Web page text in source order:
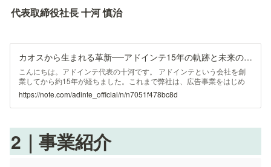
代表取締役社長 十河 慎治
カオスから生まれる革新──アドインテ15年の軌跡と未来のビジョン（前編）｜株式会社アドインテ
こんにちは。アドインテ代表の十河です。 アドインテという会社を創
業してから約15年が経ちました。これまで弊社は、広告事業をはじめ
様々な事業を展開してきましたが、サービスのPRは行っていたもの
の、会社そのものの発信はなかなかできていませんでした。先日ようや
く会社紹介資料を作成したので、アドインテのことを知りたい方はまず
いただいた方に向けて、アドインテの歴史や目指すビジョンについてご
紹介します。少々長いですが、初めて公開する内容も多いのでぜひお付
き合いください。 アドインテ誕生前夜 アドインテの設立には、私の前
職で
https://note.com/adinte_official/n/n7051f478bc8d
2 ｜ 事業紹介